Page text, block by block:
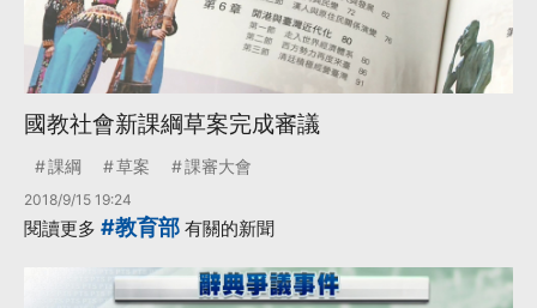
國教社會新課綱草案完成審議
課綱 草案 課審大會
2018/9/15 19:24
閱讀更多 #教育部 有關的新聞